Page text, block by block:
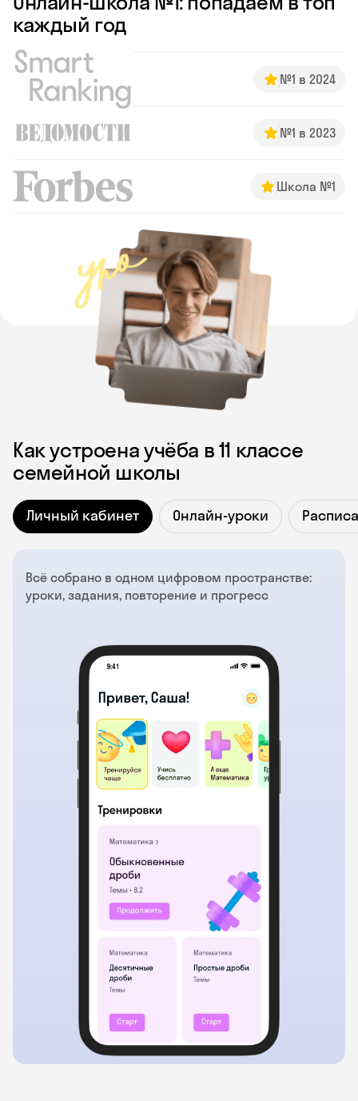
каждый год
№1 в 2024
№1 в 2023
Школа №1
Как устроена учёба в 11 классе
семейной школы
Личный кабинет Онлайн-уроки
Всё собрано в одном цифровом пространстве:
уроки, задания, повторение и прогресс